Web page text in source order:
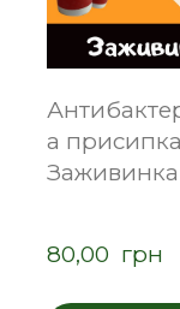
а присипка
Заживинка
80,00  грн